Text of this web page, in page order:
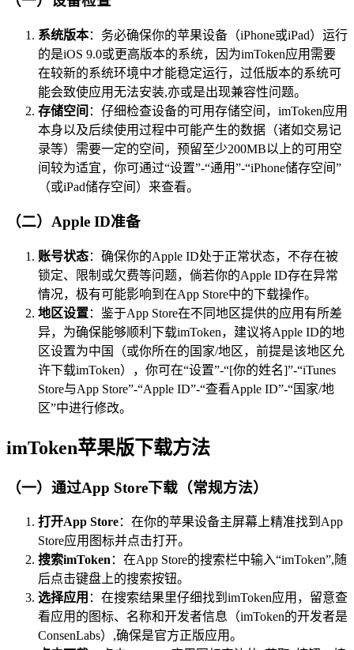
系统版本：务必确保你的苹果设备（iPhone或iPad）运行
的是iOS 9.0或更高版本的系统，因为imToken应用需要
在较新的系统环境中才能稳定运行，过低版本的系统可
能会致使应用无法安装,亦或是出现兼容性问题。
存储空间 ：仔细检查设备的可用存储空间，imToken应用
本身以及后续使用过程中可能产生的数据（诸如交易记
录等）需要一定的空间，预留至少200MB以上的可用空
间较为适宜，你可通过“设置”-“通用”-“iPhone储存空间”
（或iPad储存空间）来查看。
（二）Apple ID准备
账号状态：确保你的Apple ID处于正常状态，不存在被
锁定、限制或欠费等问题，倘若你的Apple ID存在异常
情况，极有可能影响到在App Store中的下载操作。
地区设置：鉴于App Store在不同地区提供的应用有所差
异，为确保能够顺利下载imToken，建议将Apple ID的地
区设置为中国（或你所在的国家/地区，前提是该地区允
许下载imToken），你可在“设置”-“[你的姓名]”-“iTunes
Store与App Store”-“Apple ID”-“查看Apple ID”-“国家/地
区”中进行修改。
imToken苹果版下载方法
（一）通过App Store下载（常规方法）
打开App Store：在你的苹果设备主屏幕上精准找到App
Store应用图标并点击打开。
搜索imToken：在App Store的搜索栏中输入“imToken”,随
后点击键盘上的搜索按钮。
选择应用 ：在搜索结果里仔细找到imToken应用，留意查
看应用的图标、名称和开发者信息（imToken的开发者是
ConsenLabs）,确保是官方正版应用。